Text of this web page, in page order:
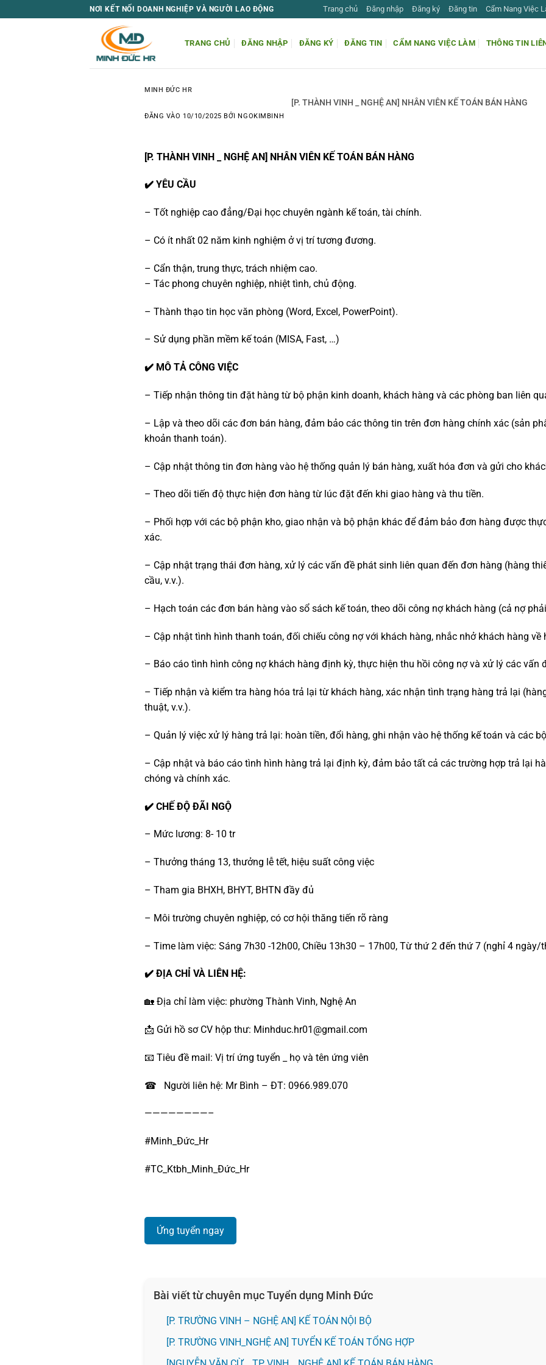
qua
NƠI KẾT NỐI DOANH NGHIỆP VÀ NGƯỜI LAO ĐỘNG Trang chủ Đăng nhập Đăng ký Đăng tin Cẩm Nang Việc
TRANG CHỦ ĐĂNG NHẬP ĐĂNG KÝ ĐĂNG TIN CẨM NANG VIỆC LÀM THÔNG TIN
MINH ĐỨC HR
[P. THÀNH VINH _ NGHỆ AN] NHÂN VIÊN KẾ TOÁN BÁN HÀNG
ĐĂNG VÀO 10/10/2025 BỞINGOKIMBINH
[P. THÀNH VINH _ NGHỆ AN] NHÂN VIÊN KẾ TOÁN BÁN HÀNG
✔️ YÊU CẦU
– Tốt nghiệp cao đẳng/Đại học chuyên ngành kế toán, tài chính.
– Có ít nhất 02 năm kinh nghiệm ở vị trí tương đương.
– Cẩn thận, trung thực, trách nhiệm cao.
– Tác phong chuyên nghiệp, nhiệt tình, chủ động.
– Thành thạo tin học văn phòng (Word, Excel, PowerPoint).
– Sử dụng phần mềm kế toán (MISA, Fast, …)
✔️ MÔ TẢ CÔNG VIỆC
– Tiếp nhận thông tin đặt hàng từ bộ phận kinh doanh, khách hàng và các phòng ban liên
– Lập và theo dõi các đơn bán hàng, đảm bảo các thông tin trên đơn hàng chính xác (sản
khoản thanh toán).
– Cập nhật thông tin đơn hàng vào hệ thống quản lý bán hàng, xuất hóa đơn và gửi cho
– Theo dõi tiến độ thực hiện đơn hàng từ lúc đặt đến khi giao hàng và thu tiền.
– Phối hợp với các bộ phận kho, giao nhận và bộ phận khác để đảm bảo đơn hàng được
xác.
– Cập nhật trạng thái đơn hàng, xử lý các vấn đề phát sinh liên quan đến đơn hàng (hàng
cầu, v.v.).
– Hạch toán các đơn bán hàng vào sổ sách kế toán, theo dõi công nợ khách hàng (cả nợ
– Cập nhật tình hình thanh toán, đối chiếu công nợ với khách hàng, nhắc nhở khách hàng về
– Báo cáo tình hình công nợ khách hàng định kỳ, thực hiện thu hồi công nợ và xử lý các vấn
– Tiếp nhận và kiểm tra hàng hóa trả lại từ khách hàng, xác nhận tình trạng hàng trả lại
thuật, v.v.).
– Quản lý việc xử lý hàng trả lại: hoàn tiền, đổi hàng, ghi nhận vào hệ thống kế toán và các
– Cập nhật và báo cáo tình hình hàng trả lại định kỳ, đảm bảo tất cả các trường hợp trả lại
chóng và chính xác.
✔️ CHẾ ĐỘ ĐÃI NGỘ
– Mức lương: 8- 10 tr
– Thưởng tháng 13, thưởng lễ tết, hiệu suất công việc
– Tham gia BHXH, BHYT, BHTN đầy đủ
– Môi trường chuyên nghiệp, có cơ hội thăng tiến rõ ràng
– Time làm việc: Sáng 7h30 -12h00, Chiều 13h30 – 17h00, Từ thứ 2 đến thứ 7 (nghỉ 4 ngày/
✔️ ĐỊA CHỈ VÀ LIÊN HỆ:
🏡 Địa chỉ làm việc: phường Thành Vinh, Nghệ An
📩 Gửi hồ sơ CV hộp thư: Minhduc.hr01@gmail.com
📧 Tiêu đề mail: Vị trí ứng tuyển _ họ và tên ứng viên
☎ Người liên hệ: Mr Bình – ĐT: 0966.989.070
————————–
#Minh_Đức_Hr
#TC_Ktbh_Minh_Đức_Hr
Ứng tuyển ngay
Bài viết từ chuyên mục Tuyển dụng Minh Đức
[P. TRƯỜNG VINH – NGHỆ AN] KẾ TOÁN NỘI BỘ
[P. TRƯỜNG VINH_NGHỆ AN] TUYỂN KẾ TOÁN TỔNG HỢP